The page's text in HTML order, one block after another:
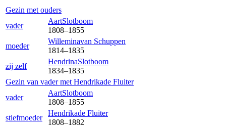
Gezin met ouders
vader
AartSlotboom
1808–1855
moeder
Willeminavan Schuppen
1814–1835
zij zelf
HendrinaSlotboom
1834–1835
Gezin van vader met Hendrikade Fluiter
vader
AartSlotboom
1808–1855
stiefmoeder
Hendrikade Fluiter
1808–1882